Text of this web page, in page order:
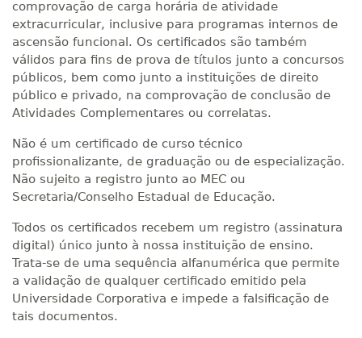
comprovação de carga horária de atividade
extracurricular, inclusive para programas internos de
ascensão funcional. Os certificados são também
válidos para fins de prova de títulos junto a concursos
públicos, bem como junto a instituições de direito
público e privado, na comprovação de conclusão de
Atividades Complementares ou correlatas.
Não é um certificado de curso técnico
profissionalizante, de graduação ou de especialização.
Não sujeito a registro junto ao MEC ou
Secretaria/Conselho Estadual de Educação.
Todos os certificados recebem um registro (assinatura
digital) único junto à nossa instituição de ensino.
Trata-se de uma sequência alfanumérica que permite
a validação de qualquer certificado emitido pela
Universidade Corporativa e impede a falsificação de
tais documentos.